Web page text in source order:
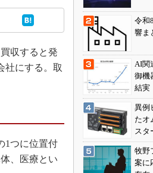
収すると発
社にする。取
1つに位置付
、医療とい
令和
響ま
AI関
御機
結実
異例
たオ
スタ
牧野
案に